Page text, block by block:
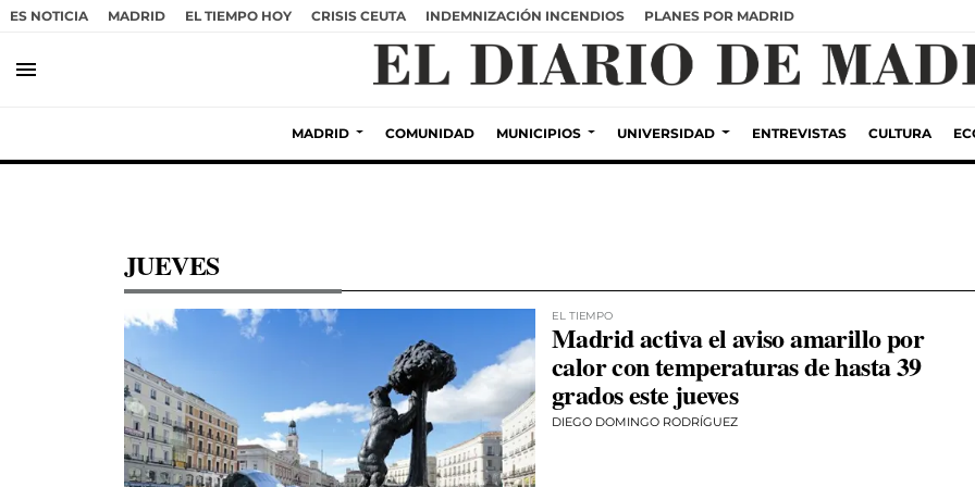
ES NOTICIA MADRID EL TIEMPO HOY CRISIS CEUTA INDEMNIZACIÓN INCENDIOS PLANES POR MADRID
menu
MADRID COMUNIDAD MUNICIPIOS UNIVERSIDAD ENTREVISTAS CULTURA
JUEVES
EL TIEMPO
Madrid activa el aviso amarillo por
calor con temperaturas de hasta 39
grados este jueves
DIEGO DOMINGO RODRÍGUEZ